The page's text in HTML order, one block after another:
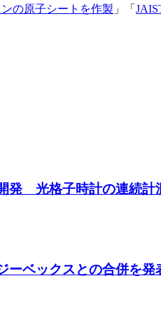
の原子シートを作製 」「
発 光格子時計の連続計
ーベックスとの合併を発